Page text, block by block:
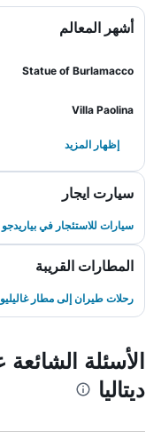
أشهر المعالم
Statue of Burlamacco
Villa Paolina
إظهار المزيد
سيارت ايجار
سيارات للاستئجار في بياريدجو
المطارات القريبة
رحلات طيران إلى مطار
الأسئلة
ديتاليا